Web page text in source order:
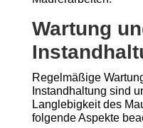
Wartung
Regelmäßige
Instandhaltung sind
Langlebigkeit des
folgende Aspekte